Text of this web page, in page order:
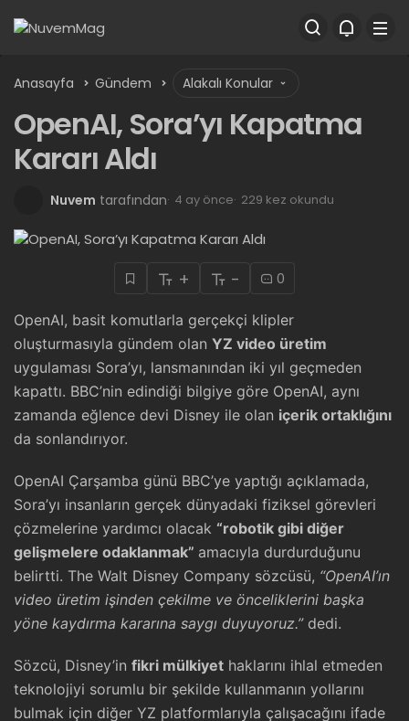
Anasayfa Gündem Alakalı Konular
OpenAI, Sora’yı Kapatma
Kararı Aldı
Nuvem tarafından 4 ay önce 229 kez okundu
+ - 0
OpenAI, basit komutlarla gerçekçi klipler
oluşturmasıyla gündem olan YZ video üretim
uygulaması Sora’yı, lansmanından iki yıl geçmeden
kapattı. BBC’nin edindiği bilgiye göre OpenAI, aynı
zamanda eğlence devi Disney ile olan içerik ortaklığını
da sonlandırıyor.
OpenAI Çarşamba günü BBC’ye yaptığı açıklamada,
Sora’yı insanların gerçek dünyadaki fiziksel görevleri
çözmelerine yardımcı olacak “robotik gibi diğer
gelişmelere odaklanmak” amacıyla durdurduğunu
belirtti. The Walt Disney Company sözcüsü, “OpenAI’ın
video üretim işinden çekilme ve önceliklerini başka
yöne kaydırma kararına saygı duyuyoruz.”dedi.
Sözcü, Disney’in fikri mülkiyet haklarını ihlal etmeden
teknolojiyi sorumlu bir şekilde kullanmanın yollarını
bulmak için diğer YZ platformlarıyla çalışacağını ifade